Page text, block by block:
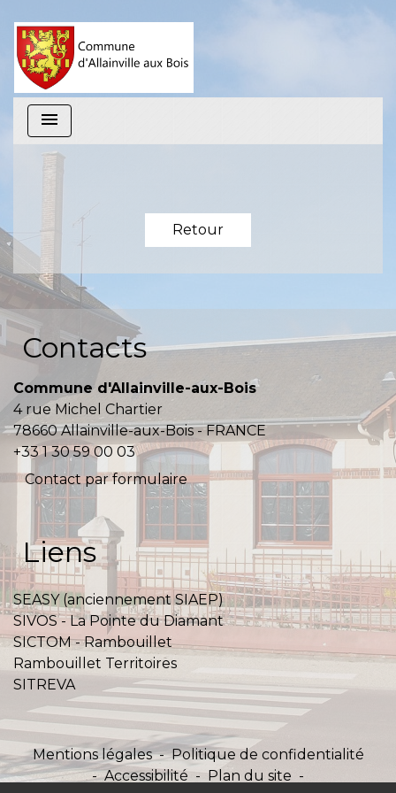
menu
Retour
Contacts
Commune d'Allainville-aux-Bois
4 rue Michel Chartier
78660 Allainville-aux-Bois - FRANCE
+33 1 30 59 00 03
Contact par formulaire
Liens
SEASY (anciennement SIAEP)
SIVOS - La Pointe du Diamant
SICTOM - Rambouillet
Rambouillet Territoires
SITREVA
Mentions légales - Politique de confidentialité
- Accessibilité - Plan du site -